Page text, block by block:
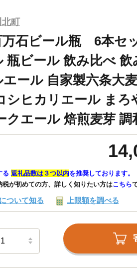
町
万石ビール瓶 6本セ
瓶ビール 飲み比べ 飲
ール 自家製六条大
シヒカリエール まろ
クエール 焙煎麦芽 調
る 返礼品数は３つ以内を推奨しております。
税が初めての方、詳しく知りたい方はこちら
ついて知る 上限額を調べる